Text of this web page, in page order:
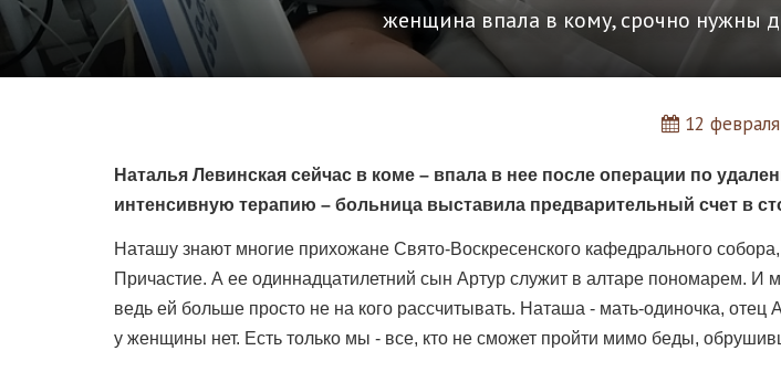
женщина впала в кому, срочно нужны
12
Наталья Левинская сейчас в коме – впала в нее после операции по
интенсивную терапию – больница выставила предварительный счет в
Наташу знают многие прихожане Свято-Воскресенского кафедрального
Причастие. А ее одиннадцатилетний сын Артур служит в алтаре пономарем. И
ведь ей больше просто не на кого рассчитывать. Наташа - мать-одиночка, отец
у женщины нет. Есть только мы - все, кто не сможет пройти мимо беды,